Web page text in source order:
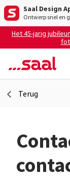
Saal Design
Ontwerp snel en
Het 45-jarig
Terug